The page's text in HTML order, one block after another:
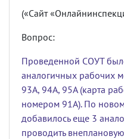
(«Сайт
Вопрос:
Проведенной СОУТ
аналогичных рабочих
93А, 94А, 95А (карта
номером 91А). По
добавилось еще 3
проводить